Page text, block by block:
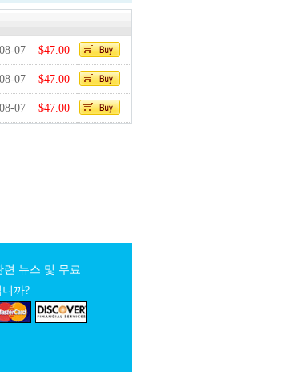
07 $47.00
07 $47.00
07 $47.00
련 뉴스 및 무료
까?